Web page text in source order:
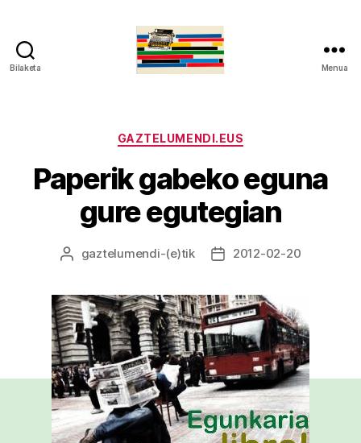
Bilaketa Menua
Kategoriak
GAZTELUMENDI.EUS
Paperik gabeko eguna
gure egutegian
Argitalpenaren
gaztelumendi-(e)tik
Argitalpenaren
2012-02-20